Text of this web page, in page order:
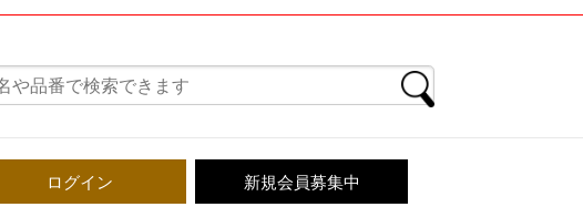
ログイン
新規会員募集中